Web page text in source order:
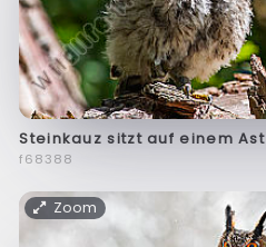
Steinkauz sitzt auf einem Ast
f68388
Zoom